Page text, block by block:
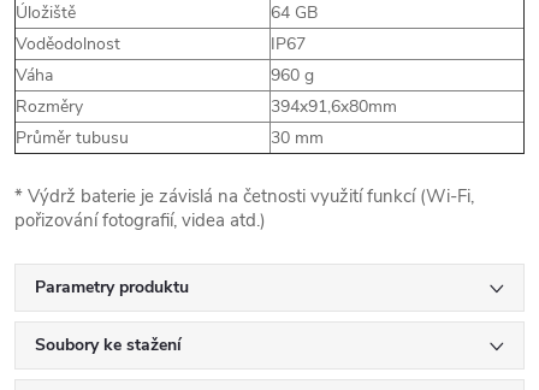
Úložiště
64 GB
Voděodolnost
IP67
Váha
960 g
Rozměry
394x91,6x80mm
Průměr tubusu
30 mm
* Výdrž baterie je závislá na četnosti využití funkcí (Wi-Fi,
pořizování fotografií, videa atd.)
Parametry produktu
Soubory ke stažení